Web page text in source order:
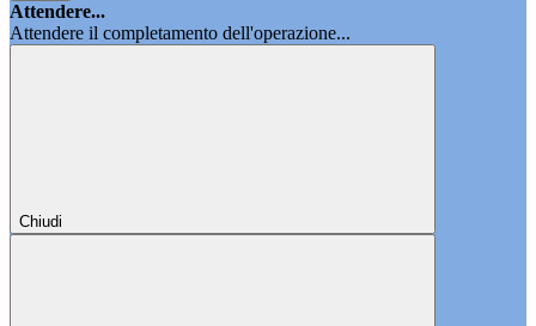
Attendere...
Attendere il completamento dell'operazione...
Chiudi